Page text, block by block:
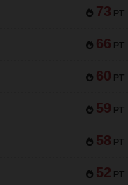
73 PT
66 PT
60 PT
59 PT
58 PT
52 PT